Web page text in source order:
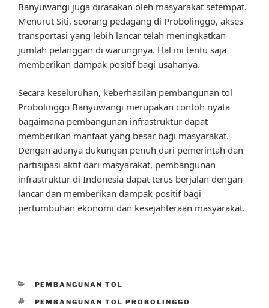
Banyuwangi juga dirasakan oleh masyarakat setempat.
Menurut Siti, seorang pedagang di Probolinggo, akses
transportasi yang lebih lancar telah meningkatkan
jumlah pelanggan di warungnya. Hal ini tentu saja
memberikan dampak positif bagi usahanya.
Secara keseluruhan, keberhasilan pembangunan tol
Probolinggo Banyuwangi merupakan contoh nyata
bagaimana pembangunan infrastruktur dapat
memberikan manfaat yang besar bagi masyarakat.
Dengan adanya dukungan penuh dari pemerintah dan
partisipasi aktif dari masyarakat, pembangunan
infrastruktur di Indonesia dapat terus berjalan dengan
lancar dan memberikan dampak positif bagi
pertumbuhan ekonomi dan kesejahteraan masyarakat.
CATEGORIES
PEMBANGUNAN TOL
TAGS
PEMBANGUNAN TOL PROBOLINGGO